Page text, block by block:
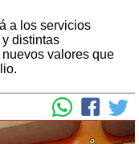
a los servicios
distintas
valores que